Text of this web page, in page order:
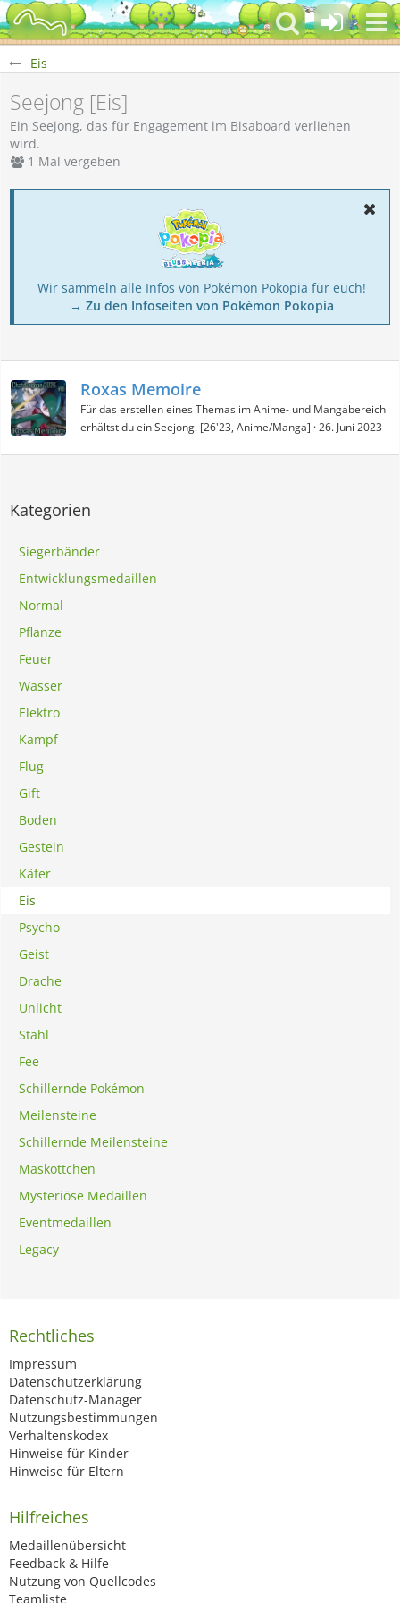
Eis
Seejong [Eis]
Ein Seejong, das für Engagement im Bisaboard verliehen
wird.
1 Mal vergeben
Wir sammeln alle Infos von Pokémon Pokopia für euch!
→ Zu den Infoseiten von Pokémon Pokopia
Roxas Memoire
Für das erstellen eines Themas im Anime- und Mangabereich
erhältst du ein Seejong. [26'23, Anime/Manga] 26. Juni 2023
Kategorien
Siegerbänder
Entwicklungsmedaillen
Normal
Pflanze
Feuer
Wasser
Elektro
Kampf
Flug
Gift
Boden
Gestein
Käfer
Eis
Psycho
Geist
Drache
Unlicht
Stahl
Fee
Schillernde Pokémon
Meilensteine
Schillernde Meilensteine
Maskottchen
Mysteriöse Medaillen
Eventmedaillen
Legacy
Rechtliches
Impressum
Datenschutzerklärung
Datenschutz-Manager
Nutzungsbestimmungen
Verhaltenskodex
Hinweise für Kinder
Hinweise für Eltern
Hilfreiches
Medaillenübersicht
Feedback & Hilfe
Nutzung von Quellcodes
Teamliste